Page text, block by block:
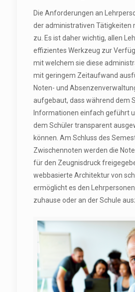
Die Anforderungen an
der administrativen Tätigkeiten
zu. Es ist daher wichtig, allen
effizientes Werkzeug zur
mit welchem sie diese
mit geringem Zeitaufwand
Noten- und
aufgebaut, dass während dem
Informationen einfach geführt
dem Schüler transparent
können. Am Schluss des
Zwischennoten werden die
für den Zeugnisdruck
webbasierte Architektur von
ermöglicht es den
zuhause oder an der Schule